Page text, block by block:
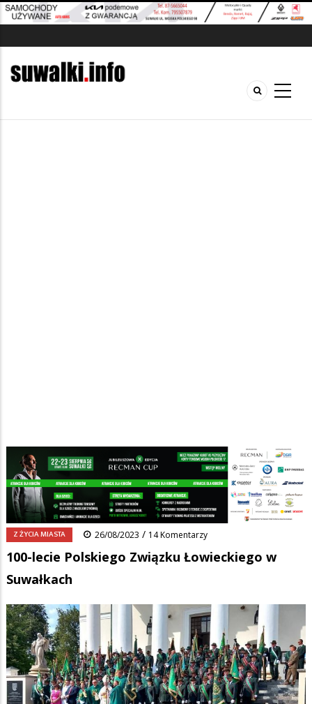
Ścieżka
nawigacyjna
Strona główna/Wiadomości/Z życia miasta/
100-lecie Polskiego Związku Łowieckiego w Suwałkach
FacebookPinterestTumblr Reddit Share
Z ŻYCIA MIASTA 26/08/2023 / 14 Komentarzy
100-lecie Polskiego Związku Łowieckiego w
Suwałkach